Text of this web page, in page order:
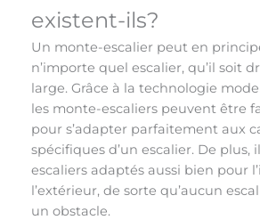
existent-ils?
Un monte-escalier peut en
n’importe quel escalier, qu’il soit
large. Grâce à la technologie
les monte-escaliers peuvent être
pour s’adapter parfaitement aux
spécifiques d’un escalier. De plus,
escaliers adaptés aussi bien pour
l’extérieur, de sorte qu’aucun
un obstacle.